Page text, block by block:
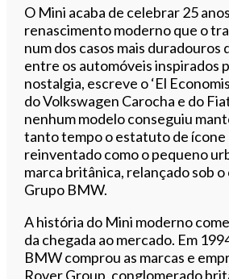
Ouvir este artigo
O Mini acaba de celebrar 25
renascimento moderno que o
num dos casos mais duradouros
entre os automóveis inspirados
nostalgia, escreve o ‘El
do Volkswagen Carocha e do
nenhum modelo conseguiu
tanto tempo o estatuto de ícone
reinventado como o pequeno
marca britânica, relançado sob
Grupo BMW.
A história do Mini moderno
da chegada ao mercado. Em
BMW comprou as marcas e
Rover Group, conglomerado